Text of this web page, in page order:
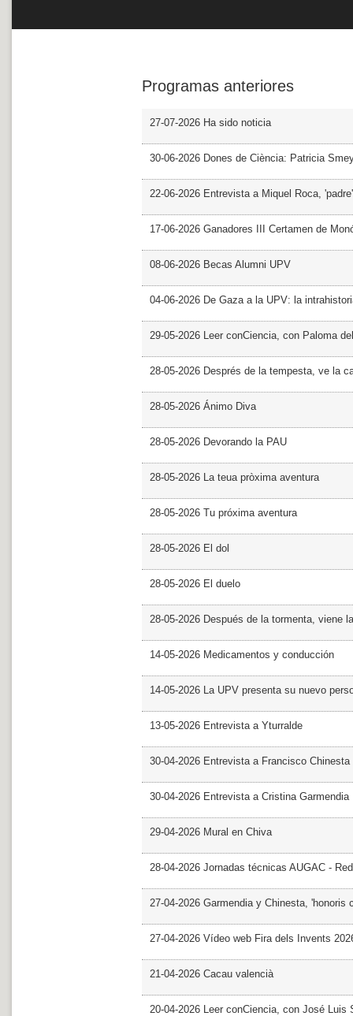
Programas anteriores
27-07-2026 Ha sido noticia
30-06-2026 Dones de Ciència: Patricia
22-06-2026 Entrevista a Miquel Roca,
17-06-2026 Ganadores III Certamen de
08-06-2026 Becas Alumni UPV
04-06-2026 De Gaza a la UPV: la
29-05-2026 Leer conCiencia, con Paloma
28-05-2026 Després de la tempesta, ve la
28-05-2026 Ánimo Diva
28-05-2026 Devorando la PAU
28-05-2026 La teua pròxima aventura
28-05-2026 Tu próxima aventura
28-05-2026 El dol
28-05-2026 El duelo
28-05-2026 Después de la tormenta, viene
14-05-2026 Medicamentos y conducción
14-05-2026 La UPV presenta su nuevo
13-05-2026 Entrevista a Yturralde
30-04-2026 Entrevista a Francisco Chinesta
30-04-2026 Entrevista a Cristina Garmendia
29-04-2026 Mural en Chiva
28-04-2026 Jornadas técnicas AUGAC -
27-04-2026 Garmendia y Chinesta, 'honoris
27-04-2026 Vídeo web Fira dels Invents
21-04-2026 Cacau valencià
20-04-2026 Leer conCiencia, con José Luis